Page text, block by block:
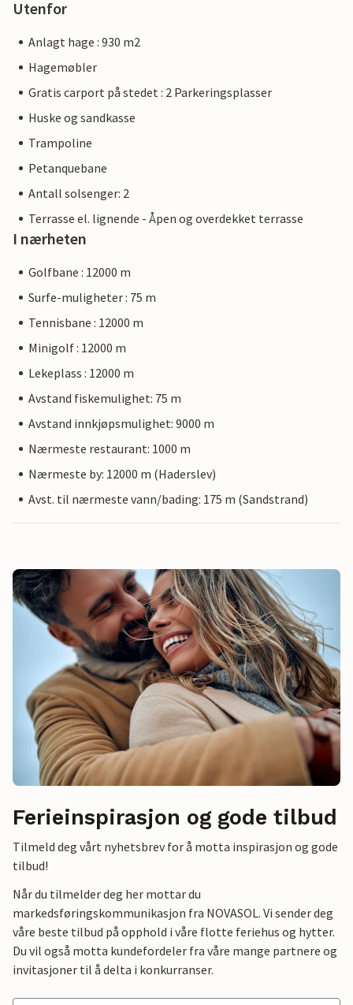
Utenfor
Anlagt hage : 930 m2
Hagemøbler
Gratis carport på stedet : 2 Parkeringsplasser
Huske og sandkasse
Trampoline
Petanquebane
Antall solsenger: 2
Terrasse el. lignende - Åpen og overdekket terrasse
I nærheten
Golfbane : 12000 m
Surfe-muligheter : 75 m
Tennisbane : 12000 m
Minigolf : 12000 m
Lekeplass : 12000 m
Avstand fiskemulighet: 75 m
Avstand innkjøpsmulighet: 9000 m
Nærmeste restaurant: 1000 m
Nærmeste by: 12000 m (Haderslev)
Avst. til nærmeste vann/bading: 175 m (Sandstrand)
Ferieinspirasjon og gode tilbud
Tilmeld deg vårt nyhetsbrev for å motta inspirasjon og gode
tilbud!
Når du tilmelder deg her mottar du
markedsføringskommunikasjon fra NOVASOL. Vi sender deg
våre beste tilbud på opphold i våre flotte feriehus og hytter.
Du vil også motta kundefordeler fra våre mange partnere og
invitasjoner til å delta i konkurranser.